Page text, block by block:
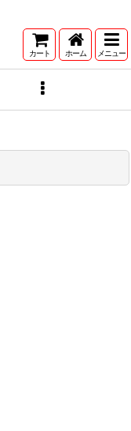
カート ホーム メニュー